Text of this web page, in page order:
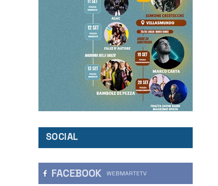
SOCIAL
FACEBOOK WEBMARTETV